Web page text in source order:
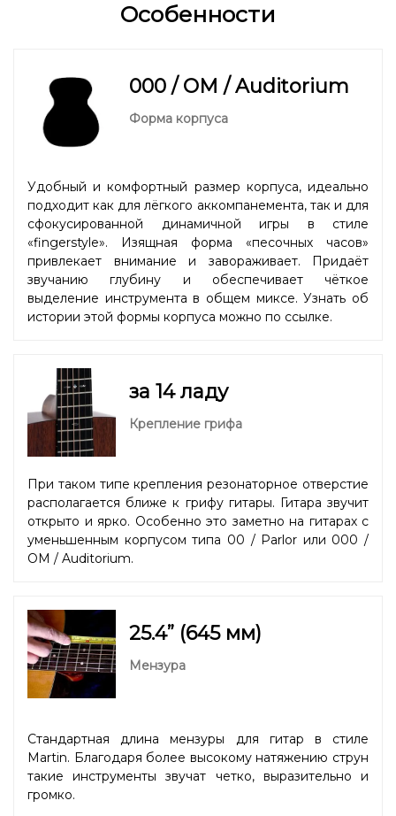
Особенности
000 / OM / Auditorium
Форма корпуса
Удобный и комфортный размер корпуса, идеально
подходит как для лёгкого аккомпанемента, так и для
сфокусированной динамичной игры в стиле
«fingerstyle». Изящная форма «песочных часов»
привлекает внимание и завораживает. Придаёт
звучанию глубину и обеспечивает чёткое
выделение инструмента в общем миксе. Узнать об
истории этой формы корпуса можно по ссылке.
за 14 ладу
Крепление грифа
При таком типе крепления резонаторное отверстие
располагается ближе к грифу гитары. Гитара звучит
открыто и ярко. Особенно это заметно на гитарах с
уменьшенным корпусом типа 00 / Parlor или 000 /
OM / Auditorium.
25.4” (645 мм)
Мензура
Стандартная длина мензуры для гитар в стиле
Martin. Благодаря более высокому натяжению струн
такие инструменты звучат четко, выразительно и
громко.